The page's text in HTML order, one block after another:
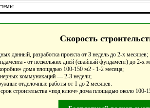
Скорость
данный, разработка проекта от 3 недель до 2-х месяцев;
- от нескольких дней (свайный фундамент) до 2-х
дома площадью 100-150 м2 - 1-2 месяца;
коммуникаций — 2-3 недели;
отделочные работы от 1 до 2 месяцев.
строительства «под ключ» дома площадью около 100-